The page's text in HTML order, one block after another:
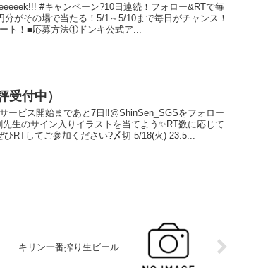
#キャンペーン?10日連続！フォロー&RTで毎
がその場で当たる！5/1～5/10まで毎日がチャンス！
ト！■応募方法①ドンキ公式ア...
受付中）
ビス開始まであと7日‼️@ShinSen_SGSをフォロー
生のサイン入りイラストを当てよう✨RT数に応じて
RTしてご参加ください?〆切 5/18(火) 23:5...
キリン一番搾り生ビール